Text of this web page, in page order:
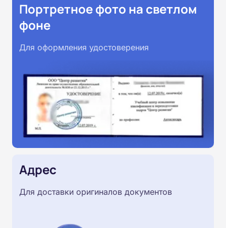
Портретное фото на светлом
фоне
Для оформления удостоверения
Адрес
Для доставки оригиналов документов